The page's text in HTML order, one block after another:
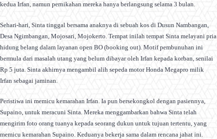
kedua Irfan, namun pernikahan mereka hanya berlangsung selama 3 bulan.
Sehari-hari, Sinta tinggal bersama anaknya di sebuah kos di Dusun Nambangan,
Desa Ngimbangan, Mojosari, Mojokerto. Tempat inilah tempat Sinta melayani pria
hidung belang dalam layanan open BO (booking out). Motif pembunuhan ini
bermula dari masalah utang yang belum dibayar oleh Irfan kepada korban, senilai
Rp 5 juta. Sinta akhirnya mengambil alih sepeda motor Honda Megapro milik
Irfan sebagai jaminan.
Peristiwa ini memicu kemarahan Irfan. Ia pun bersekongkol dengan pasiennya,
Supaino, untuk meracuni Sinta. Mereka menggambarkan bahwa Sinta telah
mengirim foto orang tuanya kepada seorang dukun untuk tujuan tertentu, yang
memicu kemarahan Supaino. Keduanya bekerja sama dalam rencana jahat ini.